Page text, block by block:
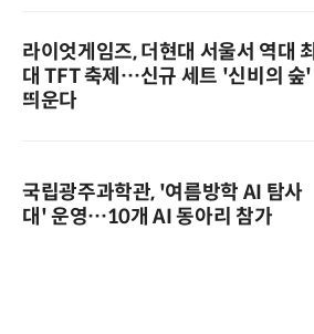
라이엇게임즈, 더현대 서울서 역대 최
대 TFT 축제…신규 세트 '신비의 숲'
띄운다
국립광주과학관, '여름방학 AI 탐사
대' 운영…10개 AI 동아리 참가